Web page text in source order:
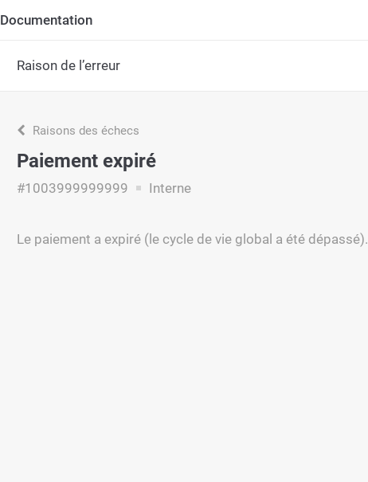
Documentation
Raison de l’erreur
Raisons des échecs
Paiement expiré
#1003999999999 Interne
Le paiement a expiré (le cycle de vie global a été dépassé).